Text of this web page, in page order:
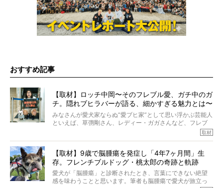
おすすめ記事
【取材】ロッチ中岡〜そのフレブル愛、ガチ中のガ
チ。隠れブヒラバーが語る、細かすぎる魅力とは〜
【前編】
みなさんが愛犬家ならぬ“愛ブヒ家”として思い浮かぶ芸能人
といえば、草彅剛さん、レディー・ガガさんなど、フレブ
ルを飼っている方が多いと思います。が、ロッチ中岡さん
も、じつは大のフレブルラバーだというのをご存知です
んのインスタグラムを覗くと、たくさんのフレブルアカウ
ントがフォローされていて、わが『FRENCH BULLDOG
LIFE』モデルのnicoやトーラスも、その中の一頭。
そんな中岡さんに、フレブルの魅力を語っていただきまし
た。そのブヒ愛っぷりは、思ってた以上！ ガチ中のガチ
取材
【取材】9歳で脳腫瘍を発症し「4年7ヶ月間」生
存。フレンチブルドッグ・桃太郎の奇跡と軌跡
愛犬が「脳腫瘍」と診断されたとき、言葉にできない絶望
感を味わうことと思います。筆者も脳腫瘍で愛犬が旅立っ